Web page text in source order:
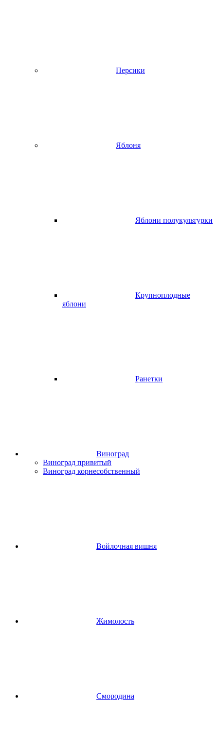
Персики
Яблоня
Яблони полукультурки
Крупноплодные
яблони
Ранетки
Виноград
Виноград привитый
Виноград корнесобственный
Войлочная вишня
Жимолость
Смородина